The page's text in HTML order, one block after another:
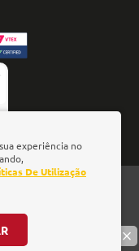
323 - Loja 28 -
52
experiência no
De Utilização